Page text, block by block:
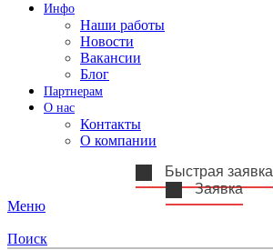
Инфо
Наши работы
Новости
Вакансии
Блог
Партнерам
О нас
Контакты
О компании
Быстрая заявка
Заявка
Меню
Поиск